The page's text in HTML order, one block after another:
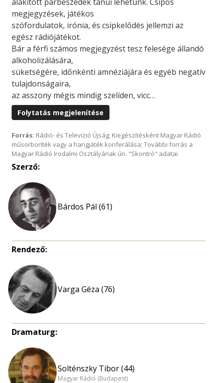
megjegyzések, játékos
szófordulatok, irónia, és csipkelődés jellemzi az
egész rádiójátékot.
Bár a férfi számos megjegyzést tesz felesége állandó
alkoholizálására,
süketségére, időnkénti amnéziájára és egyéb negatív
tulajdonságaira,
az asszony mégis mindig szelíden, vicc…
Folytatás megjelenítése
Forrás: Rádió- és Televízió Újság; Kiegészítésként Magyar Rádió
műsorboríték vagy a hangjáték konferálása; További forrás a
Magyar Rádió Irodalmi Osztályának ún. "Skontró" adatai
Szerző:
Bárdos Pál (61)
Rendező:
Varga Géza (76)
Dramaturg:
Solténszky Tibor (44)
Magyar Rádió (Budapest)